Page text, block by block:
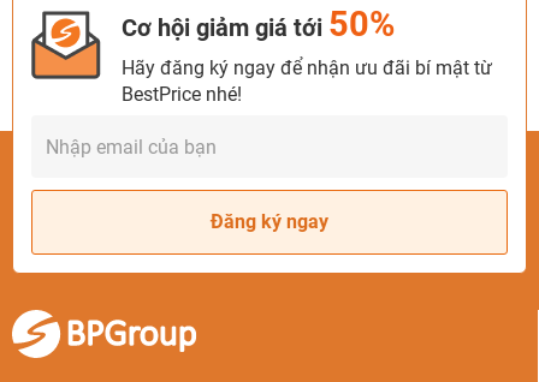
Bể sục jacuzzi ngoài trời lớn nhất vịnh Hạ Long (Ảnh: Sưu
Cơ hội giảm giá tới 50%
Hãy đăng ký ngay để nhận ưu đãi bí mật từ
BestPrice nhé!
Đăng ký ngay